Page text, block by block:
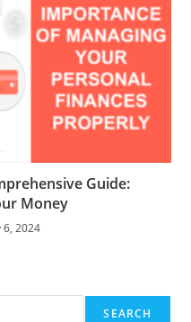
Guide:
Money
6, 2024
SEARCH